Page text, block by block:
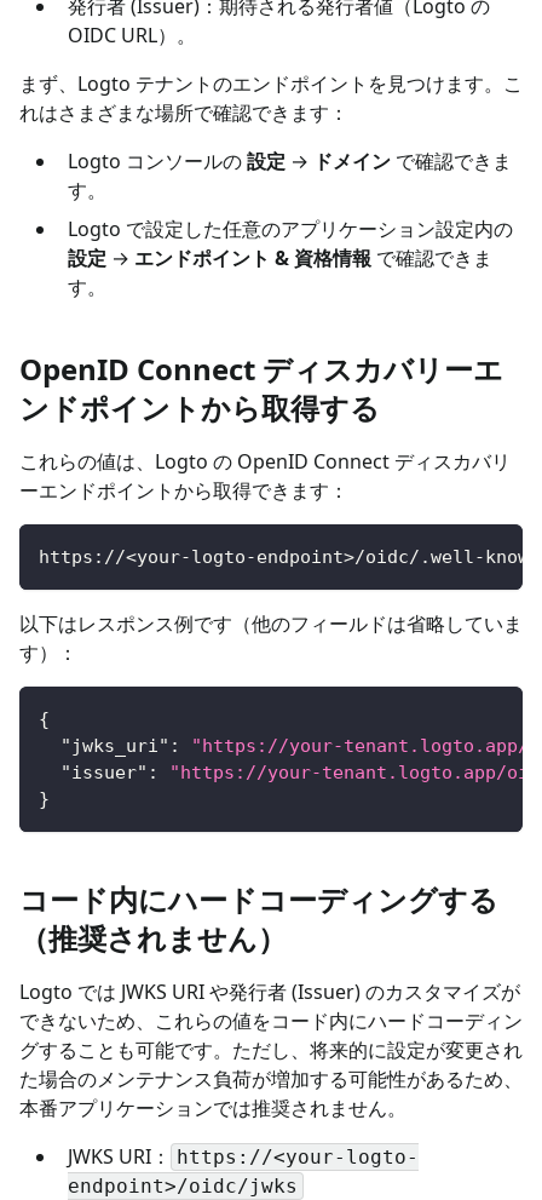
発行者 (Issuer)：期待される発行者値（Logto の
OIDC URL）。
まず、Logto テナントのエンドポイントを見つけます。こ
れはさまざまな場所で確認できます：
Logto コンソールの設定 → ドメイン で確認できま
す。
Logto で設定した任意のアプリケーション設定内の
設定 → エンドポイント & 資格情報 で確認できま
す。
OpenID Connect ディスカバリーエ
ンドポイントから取得する
これらの値は、Logto の OpenID Connect ディスカバリ
ーエンドポイントから取得できます：
https://<your-logto-endpoint>/oidc/.well-
以下はレスポンス例です（他のフィールドは省略していま
す）：
{
"jwks_uri" :
"https://your-tenant.logto.app/
"issuer" :
"https://your-tenant.logto.app/
}
コード内にハードコーディングする
（推奨されません）
Logto では JWKS URI や発行者 (Issuer) のカスタマイズが
できないため、これらの値をコード内にハードコーディン
グすることも可能です。ただし、将来的に設定が変更され
た場合のメンテナンス負荷が増加する可能性があるため、
本番アプリケーションでは推奨されません。
JWKS URI：
https://<your-logto-
endpoint>/oidc/jwks